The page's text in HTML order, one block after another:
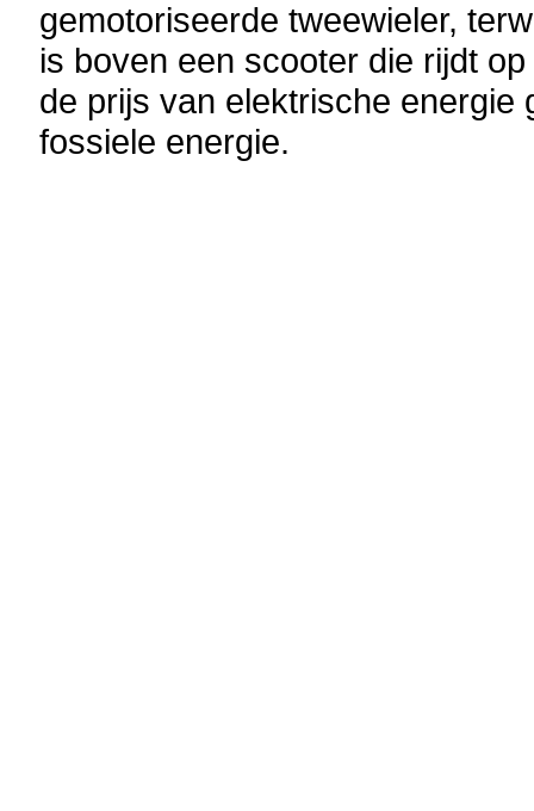
gemotoriseerde tweewieler,
is boven een scooter die rijdt
de prijs van elektrische energie
fossiele energie.